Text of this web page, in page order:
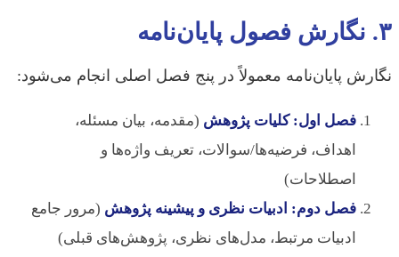
۳. نگارش فصول پایان‌نامه
نگارش پایان‌نامه معمولاً در پنج فصل اصلی انجام می‌شود:
فصل اول: کلیات پژوهش (مقدمه، بیان مسئله،
اهداف، فرضیه‌ها/سوالات، تعریف واژه‌ها و
اصطلاحات)
فصل دوم: ادبیات نظری و پیشینه پژوهش (مرور جامع
ادبیات مرتبط، مدل‌های نظری، پژوهش‌های قبلی)